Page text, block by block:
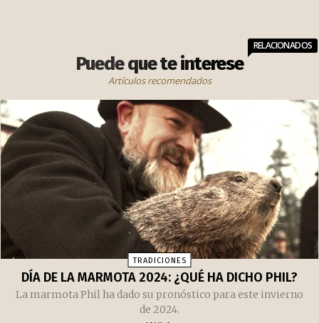
Puede que te interese
RELACIONADOS
Artículos recomendados
TRADICIONES
DÍA DE LA MARMOTA 2024: ¿QUÉ HA DICHO PHIL?
La marmota Phil ha dado su pronóstico para este invierno
de 2024.